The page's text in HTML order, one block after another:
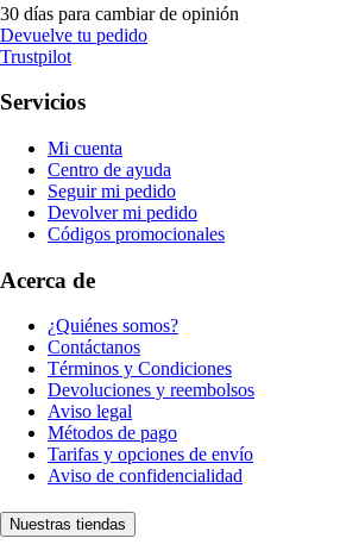
30 días para cambiar de opinión
Devuelve tu pedido
Trustpilot
Servicios
Mi cuenta
Centro de ayuda
Seguir mi pedido
Devolver mi pedido
Códigos promocionales
Acerca de
¿Quiénes somos?
Contáctanos
Términos y Condiciones
Devoluciones y reembolsos
Aviso legal
Métodos de pago
Tarifas y opciones de envío
Aviso de confidencialidad
Nuestras tiendas